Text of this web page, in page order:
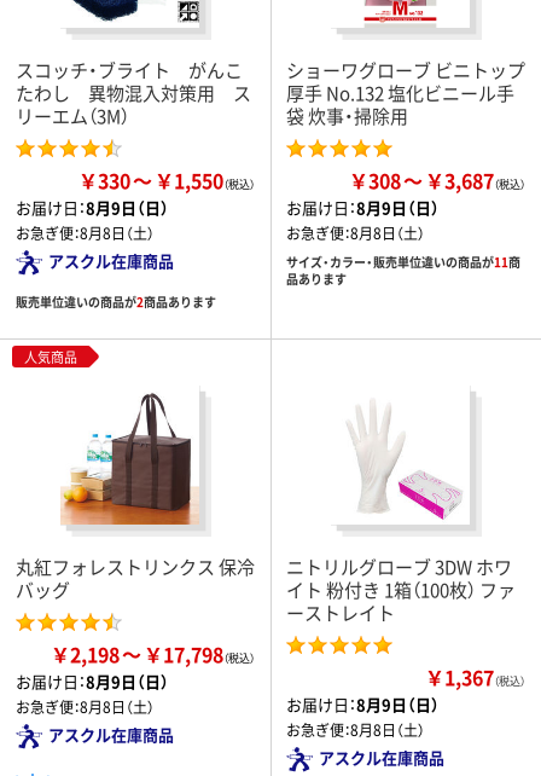
スコッチ・ブライト がんこ
たわし 異物混入対策用 ス
リーエム（3M）
￥330 ￥1,550
お届け日：8月9日（日）
お急ぎ便：8月8日（土）
アスクル在庫商品
販売単位違いの商品が2商品あります
ショーワグローブ ビニトップ
厚手 No.132 塩化ビニール手
袋 炊事・掃除用
￥308 ￥3,687
お届け日：8月9日（日）
お急ぎ便：8月8日（土）
サイズ・カラー・販売単位違いの商品が11商
品あります
人気商品
丸紅フォレストリンクス 保冷
バッグ
￥2,198 ￥17,798
お届け日：8月9日（日）
お急ぎ便：8月8日（土）
アスクル在庫商品
ニトリルグローブ 3DW ホワ
イト 粉付き 1箱（100枚） ファ
ーストレイト
￥1,367（税込）
お届け日：8月9日（日）
お急ぎ便：8月8日（土）
アスクル在庫商品